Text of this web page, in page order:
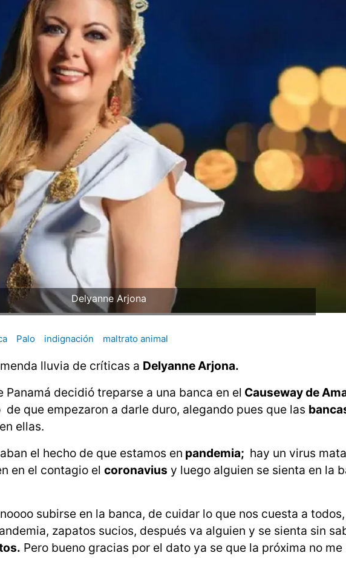
Delyanne Arjona
Palo indignación maltrato animal
lluvia de críticas a Delyanne Arjona.
decidió treparse a una banca en el Causeway de
que empezaron a darle duro, alegando pues que las
ellas.
el hecho de que estamos en pandemia; hay un virus
en el contagio el coronavius y luego alguien se sienta en la
subirse en la banca, de cuidar lo que nos cuesta a
zapatos sucios, después va alguien y se sienta sin
Pero bueno gracias por el dato ya se que la próxima no